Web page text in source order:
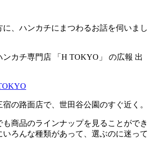
、ハンカチにまつわるお話を伺いまし
ンカチ専門店 「H TOKYO」 の広報 出
の路面店で、世田谷公園のすぐ近く。
商品のラインナップを見ることができ
いろんな種類があって、選ぶのに迷って